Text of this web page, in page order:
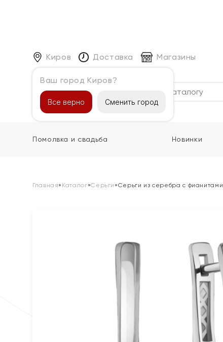
Киров
Ваш город Киров?
Все верно Сменить город
Доставка Магазины
Каталог
Помолвка и свадьба Новинки
Главная» Каталог»Серьги »Серьги из серебра с фианитами